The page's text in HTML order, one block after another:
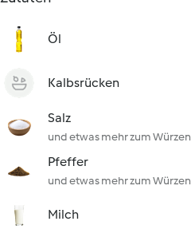
Öl
Kalbsrücken
Salz
und etwas mehr zum Würzen
Pfeffer
und etwas mehr zum Würzen
Milch